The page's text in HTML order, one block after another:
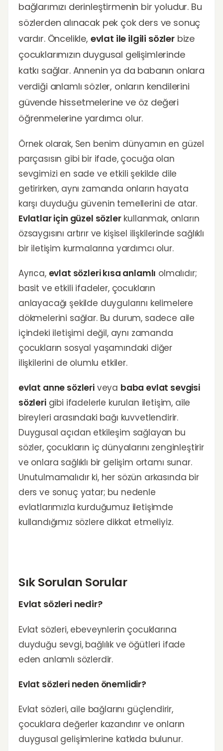
bağlarımızı derinleştirmenin bir yoludur. Bu
sözlerden alınacak pek çok ders ve sonuç
vardır. Öncelikle, evlat ile ilgili sözlerbize
çocuklarımızın duygusal gelişimlerinde
katkı sağlar. Annenin ya da babanın onlara
verdiği anlamlı sözler, onların kendilerini
güvende hissetmelerine ve öz değeri
öğrenmelerine yardımcı olur.
Örnek olarak, Sen benim dünyamın en güzel
parçasısın gibi bir ifade, çocuğa olan
sevgimizi en sade ve etkili şekilde dile
getirirken, aynı zamanda onların hayata
karşı duyduğu güvenin temellerini de atar.
Evlatlar için güzel sözlerkullanmak, onların
özsaygısını artırır ve kişisel ilişkilerinde sağlıklı
bir iletişim kurmalarına yardımcı olur.
Ayrıca, evlat sözleri kısa anlamlı olmalıdır;
basit ve etkili ifadeler, çocukların
anlayacağı şekilde duygularını kelimelere
dökmelerini sağlar. Bu durum, sadece aile
içindeki iletişimi değil, aynı zamanda
çocukların sosyal yaşamındaki diğer
ilişkilerini de olumlu etkiler.
evlat anne sözleriveya baba evlat sevgisi
sözlerigibi ifadelerle kurulan iletişim, aile
bireyleri arasındaki bağı kuvvetlendirir.
Duygusal açıdan etkileşim sağlayan bu
sözler, çocukların iç dünyalarını zenginleştirir
ve onlara sağlıklı bir gelişim ortamı sunar.
Unutulmamalıdır ki, her sözün arkasında bir
ders ve sonuç yatar; bu nedenle
evlatlarımızla kurduğumuz iletişimde
kullandığımız sözlere dikkat etmeliyiz.
Sık Sorulan Sorular
Evlat sözleri nedir?
Evlat sözleri, ebeveynlerin çocuklarına
duyduğu sevgi, bağlılık ve öğütleri ifade
eden anlamlı sözlerdir.
Evlat sözleri neden önemlidir?
Evlat sözleri, aile bağlarını güçlendirir,
çocuklara değerler kazandırır ve onların
duygusal gelişimlerine katkıda bulunur.